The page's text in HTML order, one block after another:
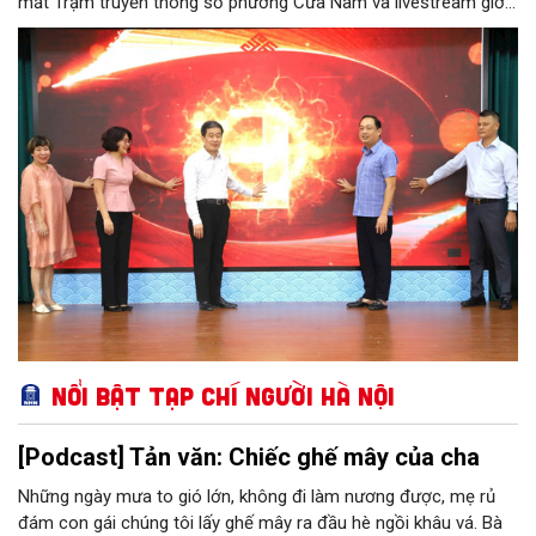
thiệu các sản phẩm du lịch gắn với di sản, văn hóa kiến trúc
trên địa bàn.
Nổi bật Tạp chí Người Hà Nội
[Podcast] Tản văn: Chiếc ghế mây của cha
Những ngày mưa to gió lớn, không đi làm nương được, mẹ rủ
đám con gái chúng tôi lấy ghế mây ra đầu hè ngồi khâu vá. Bà